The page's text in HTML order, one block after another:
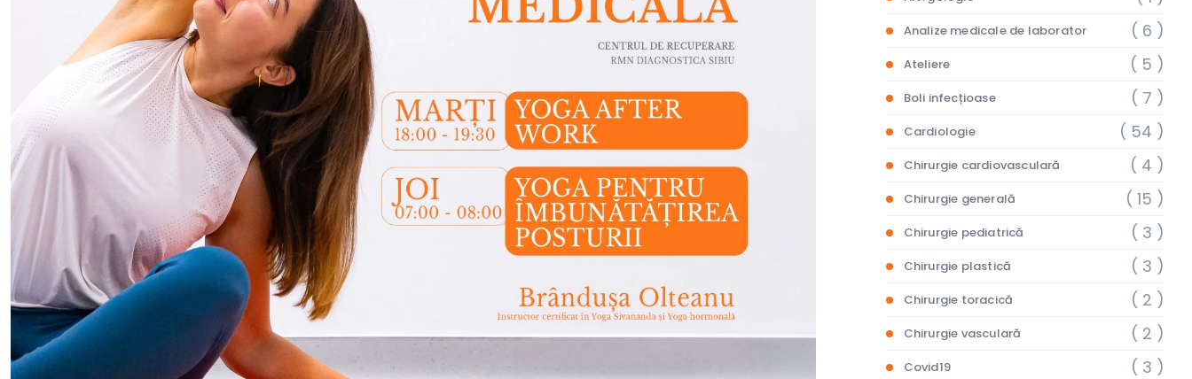
Analize medicale de laborator ( 6 )
Ateliere ( 5 )
Boli infecțioase ( 7 )
Cardiologie ( 54 )
Chirurgie cardiovasculară ( 4 )
Chirurgie generală ( 15 )
Chirurgie pediatrică ( 3 )
Chirurgie plastică ( 3 )
Chirurgie toracică ( 2 )
Chirurgie vasculară ( 2 )
Covid19 ( 3 )